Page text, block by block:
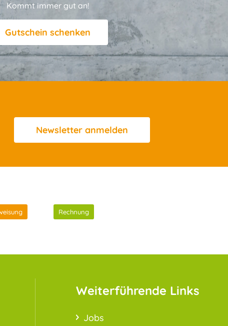
Kommt immer gut an!
Gutschein schenken
Newsletter anmelden
Rechnung
Weiterführende Links
Jobs